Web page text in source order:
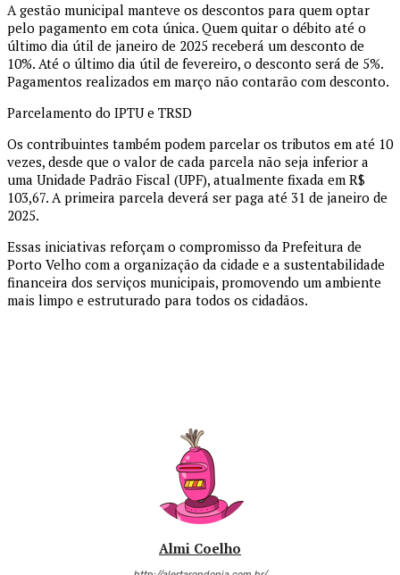
A gestão municipal manteve os descontos para quem optar
pelo pagamento em cota única. Quem quitar o débito até o
último dia útil de janeiro de 2025 receberá um desconto de
10%. Até o último dia útil de fevereiro, o desconto será de 5%.
Pagamentos realizados em março não contarão com desconto.
Parcelamento do IPTU e TRSD
Os contribuintes também podem parcelar os tributos em até 10
vezes, desde que o valor de cada parcela não seja inferior a
uma Unidade Padrão Fiscal (UPF), atualmente fixada em R$
103,67. A primeira parcela deverá ser paga até 31 de janeiro de
2025.
Essas iniciativas reforçam o compromisso da Prefeitura de
Porto Velho com a organização da cidade e a sustentabilidade
financeira dos serviços municipais, promovendo um ambiente
mais limpo e estruturado para todos os cidadãos.
Almi Coelho